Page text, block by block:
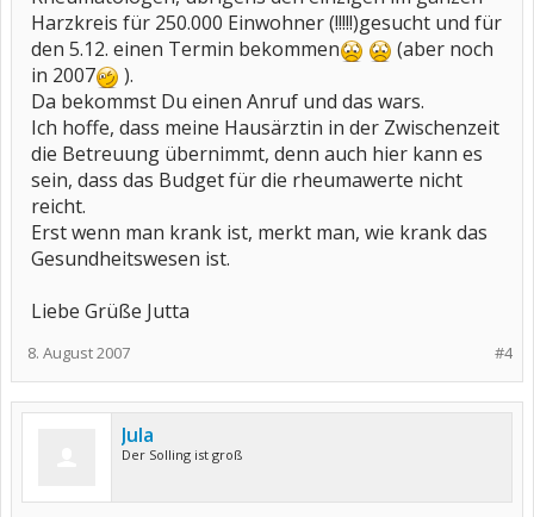
Harzkreis für 250.000 Einwohner (!!!!!)gesucht und für
den 5.12. einen Termin bekommen
(aber noch
in 2007
).
Da bekommst Du einen Anruf und das wars.
Ich hoffe, dass meine Hausärztin in der Zwischenzeit
die Betreuung übernimmt, denn auch hier kann es
sein, dass das Budget für die rheumawerte nicht
reicht.
Erst wenn man krank ist, merkt man, wie krank das
Gesundheitswesen ist.
Liebe Grüße Jutta
#4
8. August 2007
Jula
Der Solling ist groß